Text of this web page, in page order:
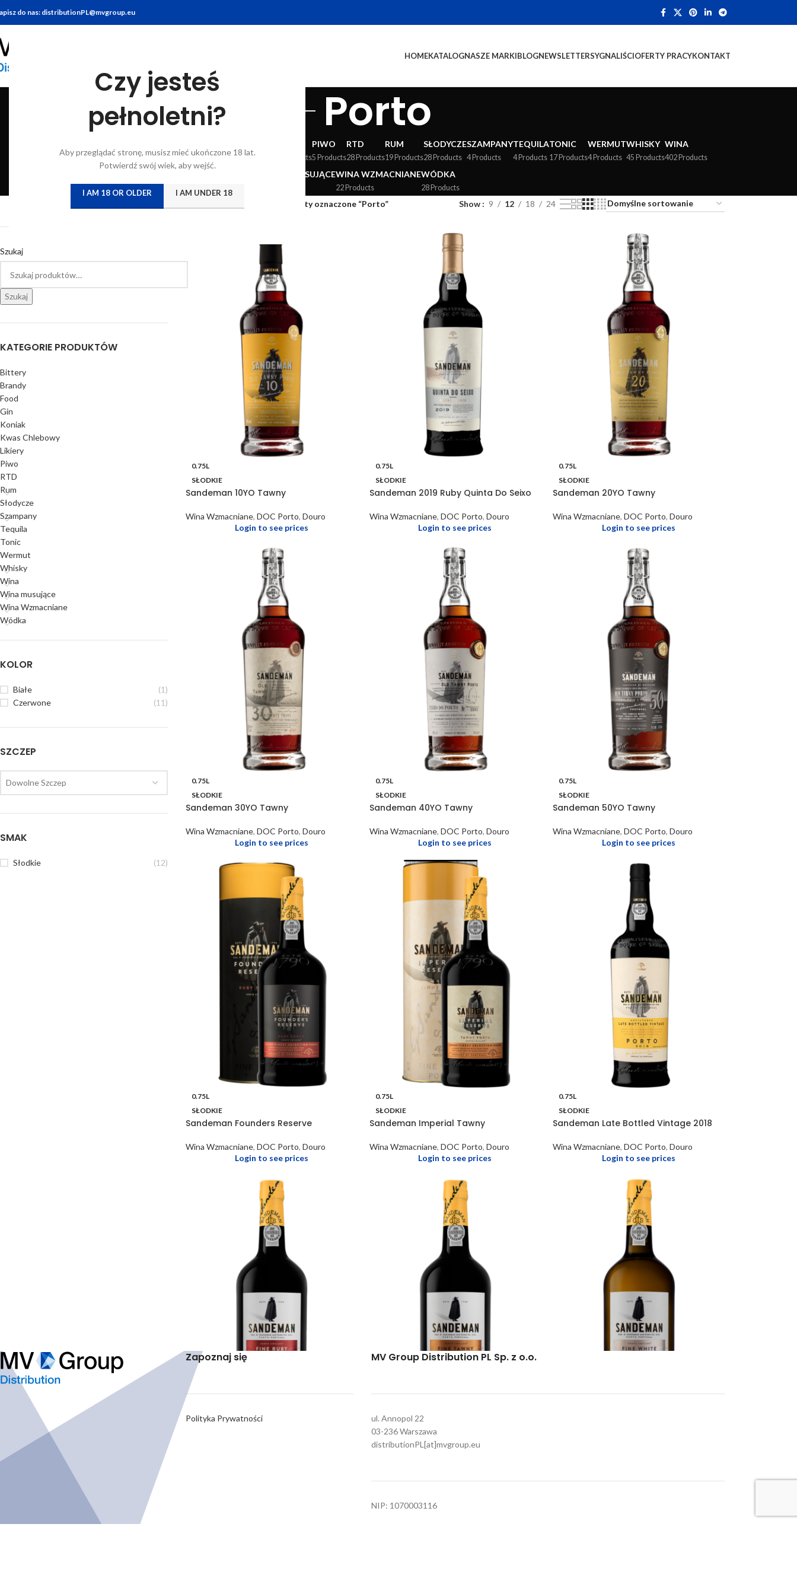
Czy jesteś
pełnoletni?
Aby przeglądać stronę, musisz mieć ukończone 18 lat.
Potwierdź swój wiek, aby wejść.
I AM 18 OR OLDER I AM UNDER 18
do nas: distributionPL@mvgroup.eu
HOMEKATALOGNASZE MARKIBLOGNEWSLETTERSYGNALIŚCIOFERTY PRACYKONTAKT
Porto
7 Products10 Products22 Products7 Products5 Products 24 Products
PIWO
5 Products
RTD
28 Products
RUM
19 Products
SŁODYCZE
28 Products
SZAMPANY
4 Products
TEQUILA
4 Products
TONIC
17 Products
WERMUT
4 Products
WHISKY
45 Products
WINA
402 Products
WINA MUSUJĄCEWINA WZMACNIANE
22 Products
WÓDKA
28 Products
Szukaj
Szukaj
KATEGORIE PRODUKTÓW
Bittery
Brandy
Food
Gin
Koniak
Kwas Chlebowy
Likiery
Piwo
RTD
Rum
Słodycze
Szampany
Tequila
Tonic
Wermut
Whisky
Wina
Wina musujące
Wina Wzmacniane
Wódka
KOLOR
Białe
(1)
Czerwone
(11)
SZCZEP
Dowolne Szczep
SMAK
Słodkie (12)
Produkty oznaczone “Porto” Show 9 12 18 24
0.75L
SŁODKIE
Sandeman 10YO Tawny
Wina Wzmacniane, DOC Porto, Douro
Login to see prices
0.75L
SŁODKIE
Sandeman 2019 Ruby Quinta Do Seixo
Wina Wzmacniane, DOC Porto, Douro
Login to see prices
0.75L
SŁODKIE
Sandeman 20YO Tawny
Wina Wzmacniane, DOC Porto, Douro
Login to see prices
0.75L
SŁODKIE
Sandeman 30YO Tawny
Wina Wzmacniane, DOC Porto, Douro
Login to see prices
0.75L
SŁODKIE
Sandeman 40YO Tawny
Wina Wzmacniane, DOC Porto, Douro
Login to see prices
0.75L
SŁODKIE
Sandeman 50YO Tawny
Wina Wzmacniane, DOC Porto, Douro
Login to see prices
0.75L
SŁODKIE
Sandeman Founders Reserve
Wina Wzmacniane, DOC Porto, Douro
Login to see prices
0.75L
SŁODKIE
Sandeman Imperial Tawny
Wina Wzmacniane, DOC Porto, Douro
Login to see prices
0.75L
SŁODKIE
Sandeman Late Bottled Vintage 2018
Wina Wzmacniane, DOC Porto, Douro
Login to see prices
SŁODKIE
SŁODKIE
Sandeman Tawny Porto
Zapoznaj się
Polityka Prywatności
MV Group Distribution PL Sp. z o.o.
ul. Annopol 22
03-236 Warszawa
distributionPL[at]mvgroup.eu
NIP: 1070003116